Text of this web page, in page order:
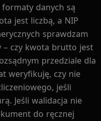
danych są
jest liczbą, a NIP
sprawdzam
– czy kwota brutto jest
przedziale dla
weryfikuję, czy nie
jeśli
Jeśli walidacja nie
do ręcznej